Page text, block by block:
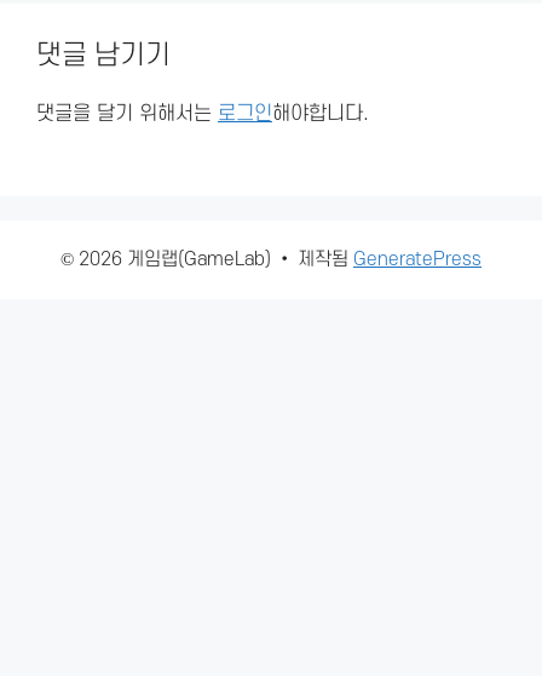
댓글 남기기
댓글을 달기 위해서는 로그인해야합니다.
© 2026 게임랩(GameLab) • 제작됨 GeneratePress